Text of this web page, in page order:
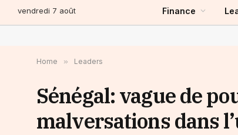
vendredi 7 août Finance
Home » Leaders
Sénégal: vague de
malversations dans